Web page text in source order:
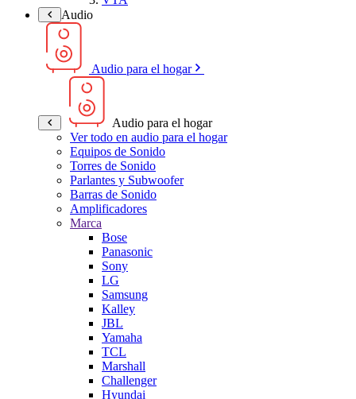
Audio
Audio para el hogar
Audio para el hogar
Ver todo en audio para el hogar
Equipos de Sonido
Torres de Sonido
Parlantes y Subwoofer
Barras de Sonido
Amplificadores
Marca
Bose
Panasonic
Sony
LG
Samsung
Kalley
JBL
Yamaha
TCL
Marshall
Challenger
Hyundai